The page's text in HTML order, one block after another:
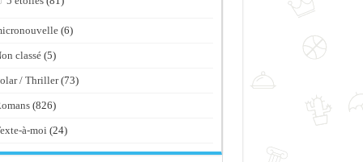
(6)
classé(5)
/ Thriller(73)
(826)
à-moi (24)